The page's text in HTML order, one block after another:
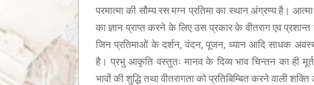
परमात्मा की सौम्य रस मग्न प्रतिमा का स्थान अंग्रण्य है।
का ज्ञान प्राप्त करने के लिए उस प्रकार के वीतराग एव प्रशान्त
जिन प्रतिमाओं के दर्शन, वंदन, पूजन, ध्यान आदि साधक
है। प्रभु आकृति वस्तुतः मानव के दिव्य भाव चिन्तन का ही
भावों की शुद्धि तथा वीतरागता को प्रतिबिम्बित करने वाली
स्तोत्र – BHAKTAMAR STOTRA – आचार्य
द्वारा